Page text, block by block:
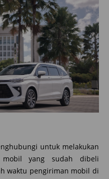
untuk melakukan
yang sudah dibeli
waktu pengiriman mobil di